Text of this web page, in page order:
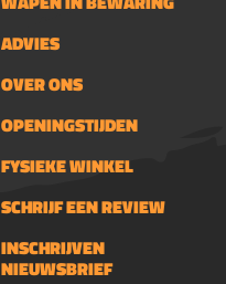
ADVIES
OVER ONS
OPENINGSTIJDEN
FYSIEKE WINKEL
SCHRIJF EEN REVIEW
INSCHRIJVEN
NIEUWSBRIEF